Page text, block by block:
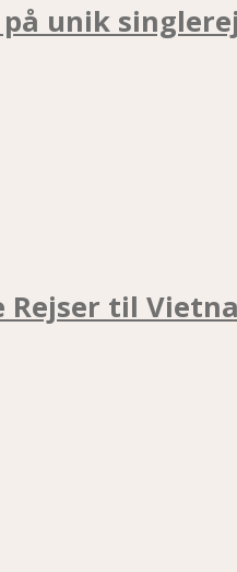
unik
Rejser til